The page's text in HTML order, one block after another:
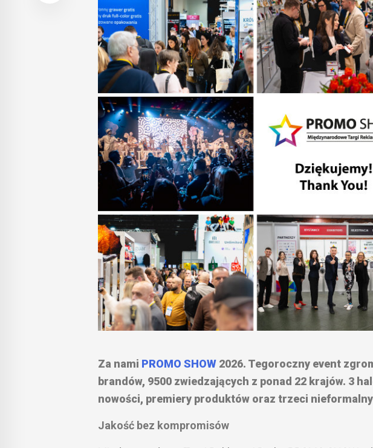
Za nami PROMO SHOW 2026. Tegoroczny event
brandów, 9500 zwiedzających z ponad 22 krajów. 3
nowości, premiery produktów oraz trzeci nieformalny
Jakość bez kompromisów